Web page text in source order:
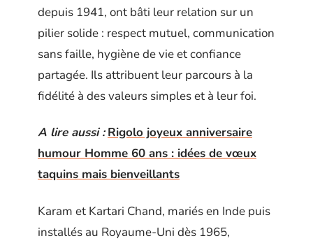
depuis 1941, ont bâti leur relation sur un
pilier solide : respect mutuel, communication
sans faille, hygiène de vie et confiance
partagée. Ils attribuent leur parcours à la
fidélité à des valeurs simples et à leur foi.
A lire aussi : Rigolo joyeux anniversaire
humour Homme 60 ans : idées de vœux
taquins mais bienveillants
Karam et Kartari Chand, mariés en Inde puis
installés au Royaume-Uni dès 1965,